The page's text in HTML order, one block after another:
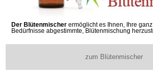
Der Blütenmischer ermöglicht es Ihnen, Ihre
Bedürfnisse abgestimmte, Blütenmischung
zum Blütenmischer